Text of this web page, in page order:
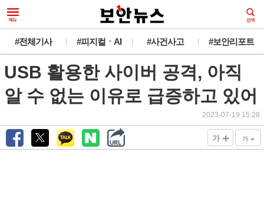
#전체기사 #피지컬ㆍAI #사건사고 #보안리포트
USB 활용한 사이버 공격, 아직
알 수 없는 이유로 급증하고 있어
2023-07-19 15:28
가 + 가 -